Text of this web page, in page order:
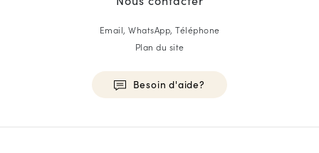
Email, WhatsApp, Téléphone
Plan du site
Besoin d'aide?